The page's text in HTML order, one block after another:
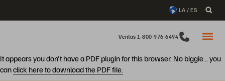
LA / ES
Ventas 1-800-976-6494
It appears you don't have a PDF plugin for this browser. No biggie... you
canclick here to download the PDF file.